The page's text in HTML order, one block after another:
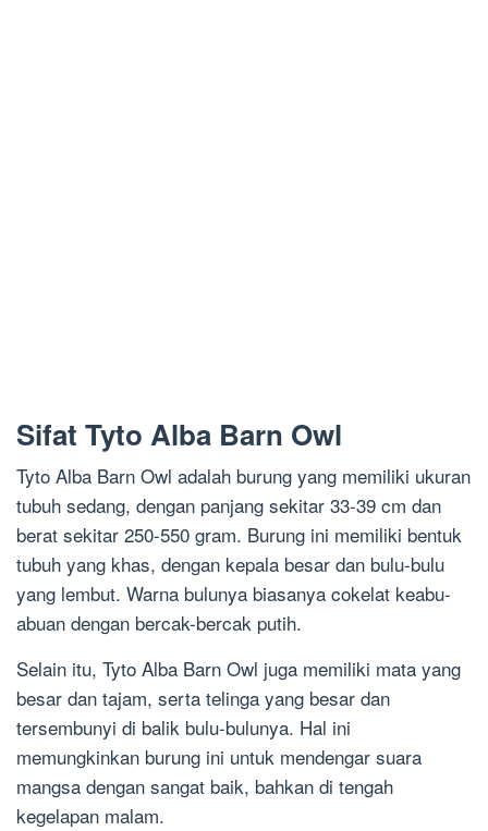
Sifat Tyto Alba Barn Owl
Tyto Alba Barn Owl adalah burung yang memiliki ukuran
tubuh sedang, dengan panjang sekitar 33-39 cm dan
berat sekitar 250-550 gram. Burung ini memiliki bentuk
tubuh yang khas, dengan kepala besar dan bulu-bulu
yang lembut. Warna bulunya biasanya cokelat keabu-
abuan dengan bercak-bercak putih.
Selain itu, Tyto Alba Barn Owl juga memiliki mata yang
besar dan tajam, serta telinga yang besar dan
tersembunyi di balik bulu-bulunya. Hal ini
memungkinkan burung ini untuk mendengar suara
mangsa dengan sangat baik, bahkan di tengah
kegelapan malam.